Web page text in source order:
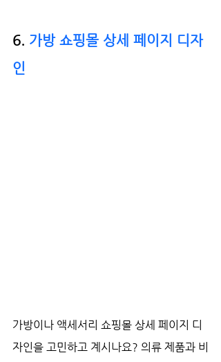
6. 가방 쇼핑몰 상세 페이지 디자
인
가방이나 액세서리 쇼핑몰 상세 페이지 디
자인을 고민하고 계시나요? 의류 제품과 비